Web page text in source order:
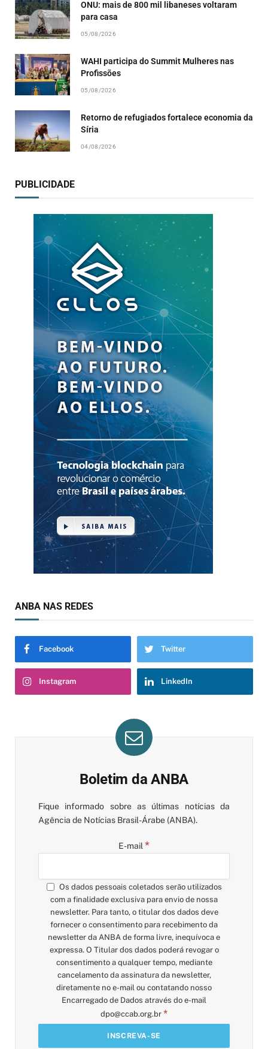
ONU: mais de 800 mil libaneses voltaram
para casa
05/08/2026
WAHI participa do Summit Mulheres nas
Profissões
05/08/2026
Retorno de refugiados fortalece economia da
Síria
04/08/2026
PUBLICIDADE
ANBA NAS REDES
Facebook Twitter
Instagram LinkedIn
Boletim da ANBA
Fique informado sobre as últimas notícias da
Agência de Notícias Brasil-Árabe (ANBA).
E-mail *
Os dados pessoais coletados serão utilizados
com a finalidade exclusiva para envio de nossa
newsletter. Para tanto, o titular dos dados deve
fornecer o consentimento para recebimento da
newsletter da ANBA de forma livre, inequívoca e
expressa. O Titular dos dados poderá revogar o
consentimento a qualquer tempo, mediante
cancelamento da assinatura da newsletter,
diretamente no e-mail ou contatando nosso
Encarregado de Dados através do e-mail
dpo@ccab.org.br *